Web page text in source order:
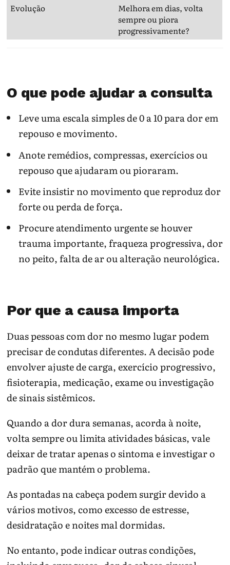
Evolução
Melhora em dias, volta
sempre ou piora
progressivamente?
O que pode ajudar a consulta
Leve uma escala simples de 0 a 10 para dor em
repouso e movimento.
Anote remédios, compressas, exercícios ou
repouso que ajudaram ou pioraram.
Evite insistir no movimento que reproduz dor
forte ou perda de força.
Procure atendimento urgente se houver
trauma importante, fraqueza progressiva, dor
no peito, falta de ar ou alteração neurológica.
Por que a causa importa
Duas pessoas com dor no mesmo lugar podem
precisar de condutas diferentes. A decisão pode
envolver ajuste de carga, exercício progressivo,
fisioterapia, medicação, exame ou investigação
de sinais sistêmicos.
Quando a dor dura semanas, acorda à noite,
volta sempre ou limita atividades básicas, vale
deixar de tratar apenas o sintoma e investigar o
padrão que mantém o problema.
As pontadas na cabeça podem surgir devido a
vários motivos, como excesso de estresse,
desidratação e noites mal dormidas.
No entanto, pode indicar outras condições,